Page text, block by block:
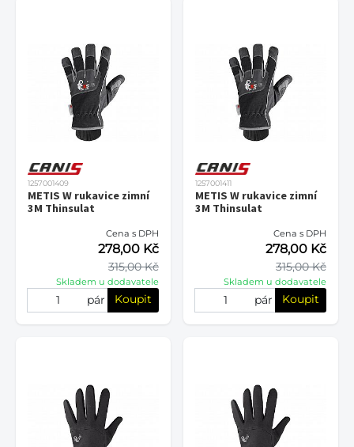
1257001409
METIS W rukavice zimní
3M Thinsulat
Cena s DPH
315,00 Kč
278,00 Kč
Skladem u dodavatele
pár Koupit
1257001411
METIS W rukavice zimní
3M Thinsulat
Cena s DPH
315,00 Kč
278,00 Kč
Skladem u dodavatele
pár Koupit